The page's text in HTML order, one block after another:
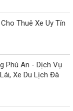
Thuê Xe Uy Tín
Phú An - Dịch Vụ
Xe Du Lịch Đà